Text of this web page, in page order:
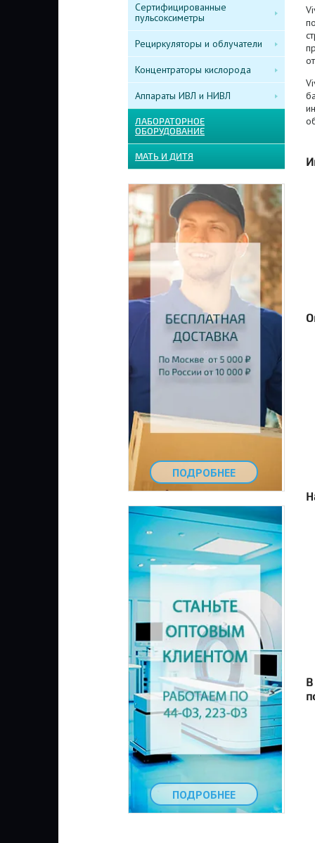
Сертифицированные
пульсоксиметры
Рециркуляторы и облучатели
Концентраторы кислорода
Аппараты ИВЛ и НИВЛ
ЛАБОРАТОРНОЕ
ОБОРУДОВАНИЕ
МАТЬ И ДИТЯ
ПОДРОБНЕЕ
ПОДРОБНЕЕ